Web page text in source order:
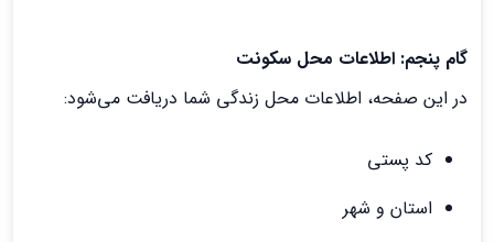
گام پنجم: اطلاعات محل سکونت
در این صفحه، اطلاعات محل زندگی شما دریافت می‌شود:
کد پستی
استان و شهر